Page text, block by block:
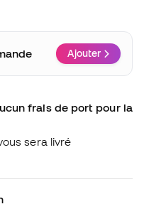
Ajouter
frais de port pour la
sera livré